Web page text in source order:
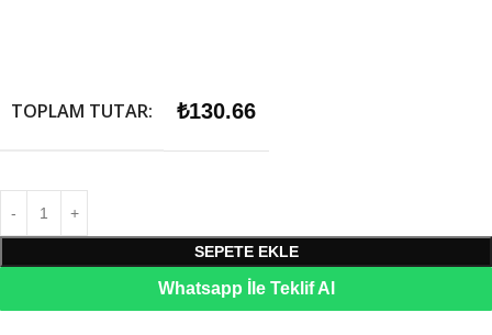
TOPLAM TUTAR: ₺130.66
SEPETE EKLE
Whatsapp İle Teklif Al